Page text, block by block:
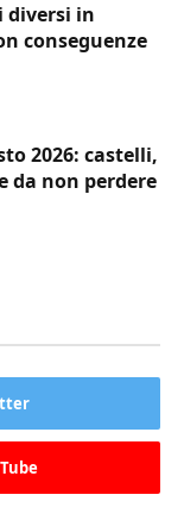
diversi in
conseguenze
2026: castelli,
da non perdere